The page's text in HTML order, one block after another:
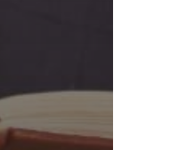
Toledo
Albacete
Sanidad
Economía